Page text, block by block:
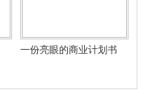
一份亮眼的商业计划书